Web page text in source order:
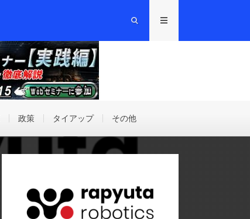
政策 タイアップ その他